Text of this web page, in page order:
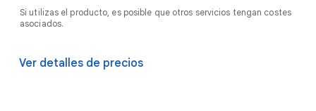
Si utilizas el producto, es posible que otros servicios tengan costes
asociados.
Ver detalles de precios